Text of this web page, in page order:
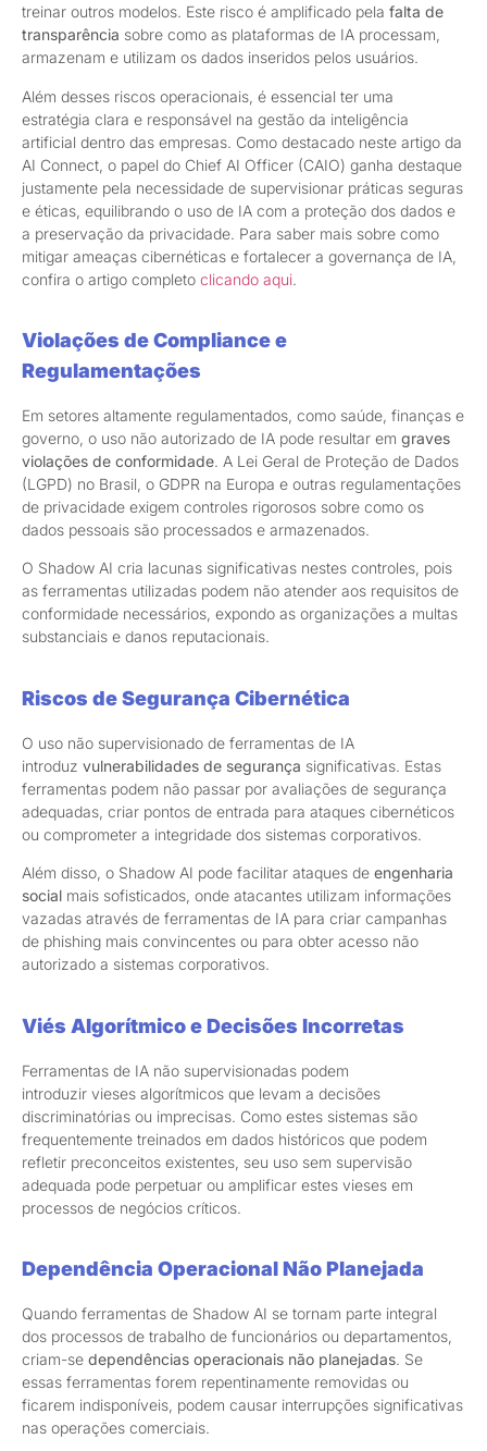
treinar outros modelos. Este risco é amplificado pela falta de
transparência sobre como as plataformas de IA processam,
armazenam e utilizam os dados inseridos pelos usuários.
Além desses riscos operacionais, é essencial ter uma
estratégia clara e responsável na gestão da inteligência
artificial dentro das empresas. Como destacado neste artigo da
AI Connect, o papel do Chief AI Officer (CAIO) ganha destaque
justamente pela necessidade de supervisionar práticas seguras
e éticas, equilibrando o uso de IA com a proteção dos dados e
a preservação da privacidade. Para saber mais sobre como
mitigar ameaças cibernéticas e fortalecer a governança de IA,
confira o artigo completo clicando aqui.
Violações de Compliance e
Regulamentações
Em setores altamente regulamentados, como saúde, finanças e
governo, o uso não autorizado de IA pode resultar em graves
violações de conformidade. A Lei Geral de Proteção de Dados
(LGPD) no Brasil, o GDPR na Europa e outras regulamentações
de privacidade exigem controles rigorosos sobre como os
dados pessoais são processados e armazenados.
O Shadow AI cria lacunas significativas nestes controles, pois
as ferramentas utilizadas podem não atender aos requisitos de
conformidade necessários, expondo as organizações a multas
substanciais e danos reputacionais.
Riscos de Segurança Cibernética
O uso não supervisionado de ferramentas de IA
introduz vulnerabilidades de segurança significativas. Estas
ferramentas podem não passar por avaliações de segurança
adequadas, criar pontos de entrada para ataques cibernéticos
ou comprometer a integridade dos sistemas corporativos.
Além disso, o Shadow AI pode facilitar ataques de engenharia
social mais sofisticados, onde atacantes utilizam informações
vazadas através de ferramentas de IA para criar campanhas
de phishing mais convincentes ou para obter acesso não
autorizado a sistemas corporativos.
Viés Algorítmico e Decisões Incorretas
Ferramentas de IA não supervisionadas podem
introduzir vieses algorítmicos que levam a decisões
discriminatórias ou imprecisas. Como estes sistemas são
frequentemente treinados em dados históricos que podem
refletir preconceitos existentes, seu uso sem supervisão
adequada pode perpetuar ou amplificar estes vieses em
processos de negócios críticos.
Dependência Operacional Não Planejada
Quando ferramentas de Shadow AI se tornam parte integral
dos processos de trabalho de funcionários ou departamentos,
criam-se dependências operacionais não planejadas. Se
essas ferramentas forem repentinamente removidas ou
ficarem indisponíveis, podem causar interrupções significativas
nas operações comerciais.